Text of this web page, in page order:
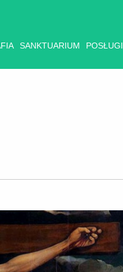
SANKTUARIUM POSŁUGI